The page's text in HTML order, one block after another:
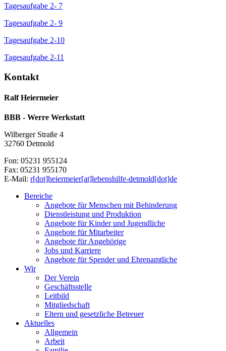
Tagesaufgabe 2- 7
Tagesaufgabe 2- 9
Tagesaufgabe 2-10
Tagesaufgabe 2-11
Kontakt
Ralf Heiermeier
BBB - Werre Werkstatt
Wilberger Straße 4
32760 Detmold
Fon: 05231 955124
Fax: 05231 955170
E-Mail: r[dot]heiermeier[at]lebenshilfe-detmold[dot]de
Bereiche
Angebote für Menschen mit Behinderung
Dienstleistung und Produktion
Angebote für Kinder und Jugendliche
Angebote für Mitarbeiter
Angebote für Angehörige
Jobs und Karriere
Angebote für Spender und Ehrenamtliche
Wir
Der Verein
Geschäftsstelle
Leitbild
Mitgliedschaft
Eltern und gesetzliche Betreuer
Aktuelles
Allgemein
Arbeit